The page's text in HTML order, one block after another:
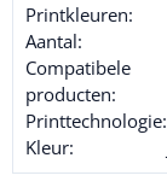
Printkleuren:
Aantal:
Compatibele
producten:
Printtechnologie:
Kleur: